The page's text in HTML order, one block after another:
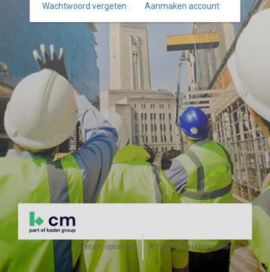
Wachtwoord vergeten Aanmaken account
©2026 Construction Media
Contact opnemen